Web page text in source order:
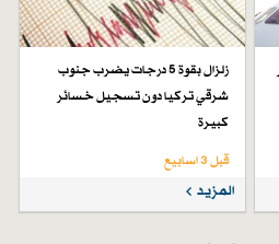
زلزال بقوة 5 درجات يضرب جنوب
شرقي تركيا دون تسجيل خسائر
كبيرة
قبل 3 اسابیع
المزيد